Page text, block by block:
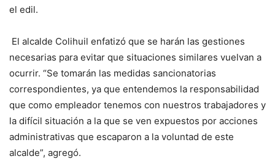
el edil.
El alcalde Colihuil enfatizó que se harán las gestiones
necesarias para evitar que situaciones similares vuelvan a
ocurrir. “Se tomarán las medidas sancionatorias
correspondientes, ya que entendemos la responsabilidad
que como empleador tenemos con nuestros trabajadores y
la difícil situación a la que se ven expuestos por acciones
administrativas que escaparon a la voluntad de este
alcalde”, agregó.